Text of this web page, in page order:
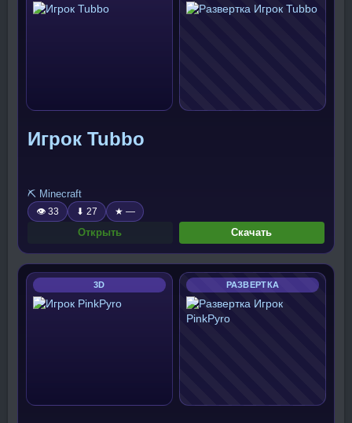
Игрок Tubbo
⛏️ Minecraft
👁 33 ⬇ 27 ★ —
Открыть Скачать
3D РАЗВЕРТКА